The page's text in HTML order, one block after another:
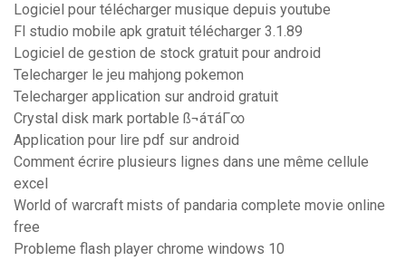
Logiciel pour télécharger musique depuis youtube
Fl studio mobile apk gratuit télécharger 3.1.89
Logiciel de gestion de stock gratuit pour android
Telecharger le jeu mahjong pokemon
Telecharger application sur android gratuit
Crystal disk mark portable ß¬áτáΓ∞
Application pour lire pdf sur android
Comment écrire plusieurs lignes dans une même cellule
excel
World of warcraft mists of pandaria complete movie online
free
Probleme flash player chrome windows 10